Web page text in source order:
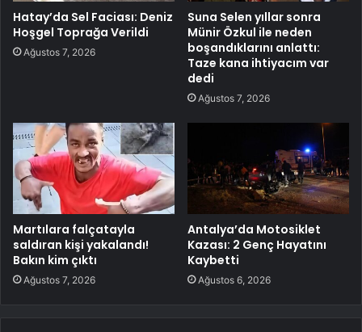
Hatay’da Sel Faciası: Deniz
Hoşgel Toprağa Verildi
Ağustos 7, 2026
Suna Selen yıllar sonra
Münir Özkul ile neden
boşandıklarını anlattı:
Taze kana ihtiyacım var
dedi
Ağustos 7, 2026
Martılara falçatayla
saldıran kişi yakalandı!
Bakın kim çıktı
Ağustos 7, 2026
Antalya’da Motosiklet
Kazası: 2 Genç Hayatını
Kaybetti
Ağustos 6, 2026